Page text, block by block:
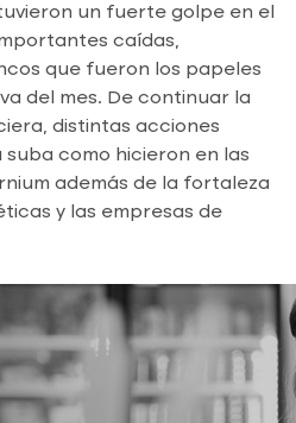
un fuerte golpe en el
caídas,
que fueron los papeles
del mes. De continuar la
distintas acciones
como hicieron en las
además de la fortaleza
y las empresas de